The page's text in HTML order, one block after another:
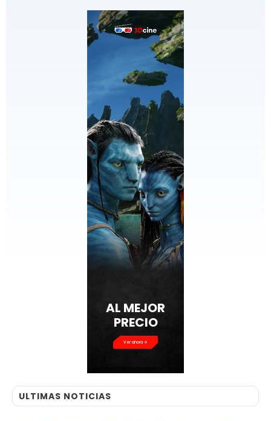
AL MEJOR
PRECIO
Ver ahora
ULTIMAS NOTICIAS